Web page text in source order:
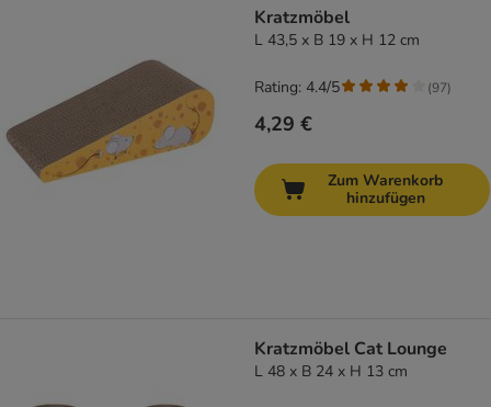
Kratzmöbel
L 43,5 x B 19 x H 12 cm
4,29 €
Rating: 4.4/5 (97)
Zum Warenkorb
hinzufügen
Kratzmöbel Cat Lounge
L 48 x B 24 x H 13 cm